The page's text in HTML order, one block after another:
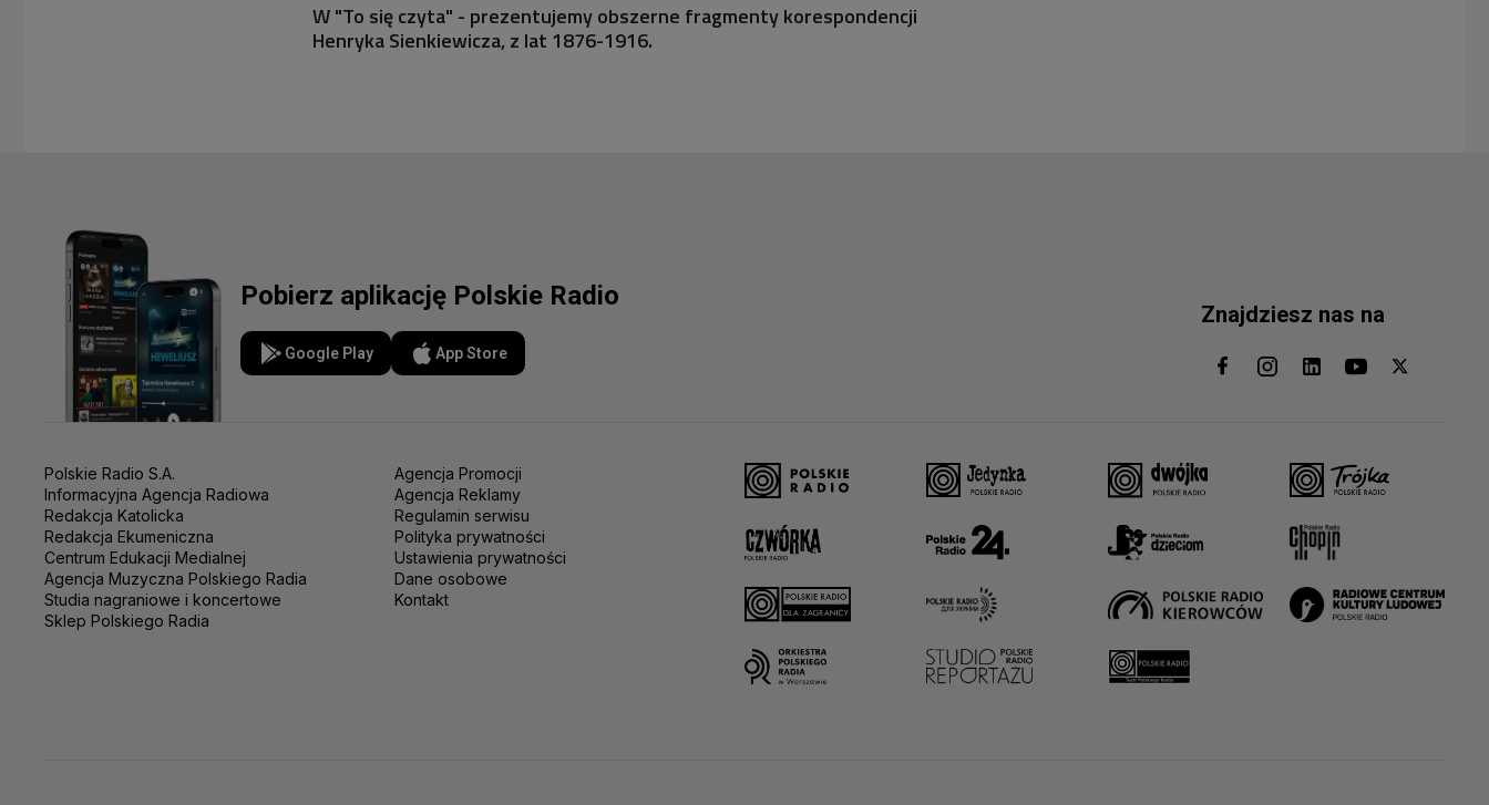
W "To się czyta" - prezentujemy obszerne fragmenty korespondencji
Henryka Sienkiewicza, z lat 1876-1916.
Pobierz aplikację Polskie Radio
Google Play App Store
Znajdziesz nas na
Polskie Radio S.A.
Informacyjna Agencja Radiowa
Redakcja Katolicka
Redakcja Ekumeniczna
Centrum Edukacji Medialnej
Agencja Muzyczna Polskiego Radia
Studia nagraniowe i koncertowe
Sklep Polskiego Radia
Agencja Promocji
Agencja Reklamy
Regulamin serwisu
Polityka prywatności
Ustawienia prywatności
Dane osobowe
Kontakt